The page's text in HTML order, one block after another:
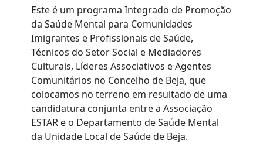
Este é um programa Integrado de Promoção
da Saúde Mental para Comunidades
Imigrantes e Profissionais de Saúde,
Técnicos do Setor Social e Mediadores
Culturais, Líderes Associativos e Agentes
Comunitários no Concelho de Beja, que
colocamos no terreno em resultado de uma
candidatura conjunta entre a Associação
ESTAR e o Departamento de Saúde Mental
da Unidade Local de Saúde de Beja.